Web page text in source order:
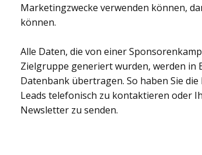
Marketingzwecke verwenden können,
können.
Alle Daten, die von einer
Zielgruppe generiert wurden, werden in
Datenbank übertragen. So haben Sie
Leads telefonisch zu kontaktieren oder
Newsletter zu senden.